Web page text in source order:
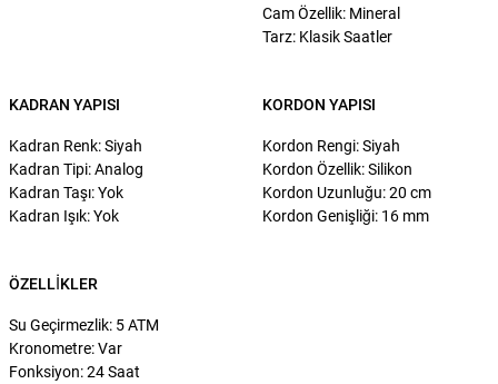
Cam Özellik: Mineral
Tarz: Klasik Saatler
KADRAN YAPISI
Kadran Renk: Siyah
Kadran Tipi: Analog
Kadran Taşı: Yok
Kadran Işık: Yok
KORDON YAPISI
Kordon Rengi: Siyah
Kordon Özellik: Silikon
Kordon Uzunluğu: 20 cm
Kordon Genişliği: 16 mm
ÖZELLIKLER
Su Geçirmezlik: 5 ATM
Kronometre: Var
Fonksiyon: 24 Saat